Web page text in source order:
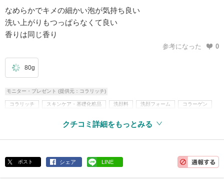
なめらかでキメの細かい泡が気持ち良い
洗い上がりもつっぱらなくて良い
香りは同じ香り
参考になった 0
80g
モニター・プレゼント (提供元：コラリッチ)
コラリッチ スキンケア・基礎化粧品 洗顔料 洗顔フォーム コラーゲン
パラベンフリー
クチコミ詳細をもっとみる
ポスト シェア LINE